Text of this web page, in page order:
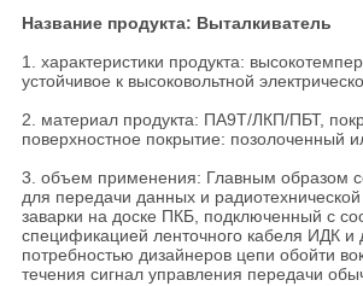
Название продукта: Выталкиватель
1. характеристики продукта:
устойчивое к высоковольтной
2. материал продукта: ПА9Т/ЛКП/ПБТ,
поверхностное покрытие: позолоченный
3. объем применения: Главным образом
для передачи данных и
заварки на доске ПКБ, подключенный с
спецификацией ленточного кабеля ИДК и
потребностью дизайнеров цепи обойти
течения сигнал управления передачи